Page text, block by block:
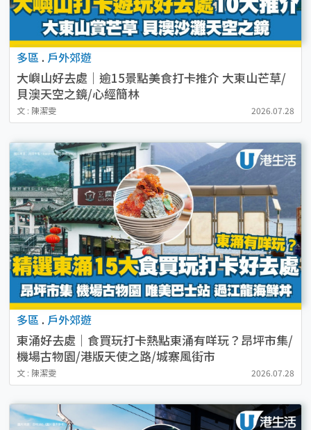
多區 . 戶外郊遊
大嶼山好去處｜逾15景點美食打卡推介 大東山芒草/
貝澳天空之鏡/心經簡林
文 : 陳潔雯 2026.07.28
多區 . 戶外郊遊
東涌好去處｜食買玩打卡熱點東涌有咩玩？昂坪市集/
機場古物園/港版天使之路/城寨風街市
文 : 陳潔雯 2026.07.28